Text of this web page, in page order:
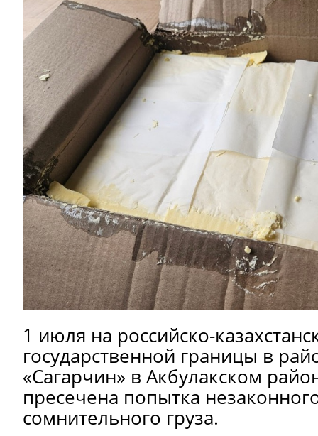
1 июля на российско-
государственной границы в
«Сагарчин» в Акбулакском
пресечена попытка
сомнительного груза.